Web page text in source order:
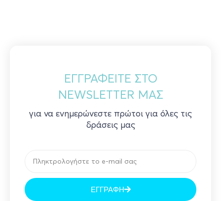
ΕΓΓΡΑΦΕΊΤΕ ΣΤΟ
NEWSLETTER ΜΑΣ
για να ενημερώνεστε πρώτοι για όλες τις
δράσεις μας
ΕΓΓΡΑΦΗ